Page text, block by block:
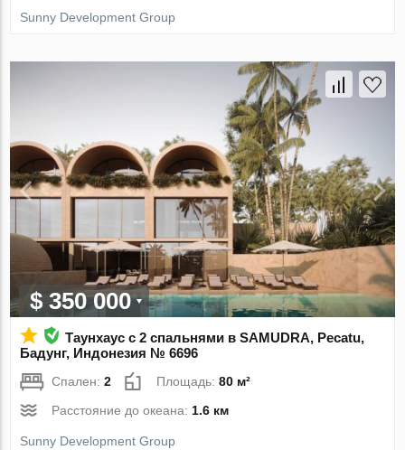
Sunny Development Group
$ 350 000
Таунхаус с 2 спальнями в SAMUDRA, Pecatu,
Бадунг, Индонезия № 6696
Спален:2 Площадь:80 м²
Расстояние до океана:1.6 км
Sunny Development Group